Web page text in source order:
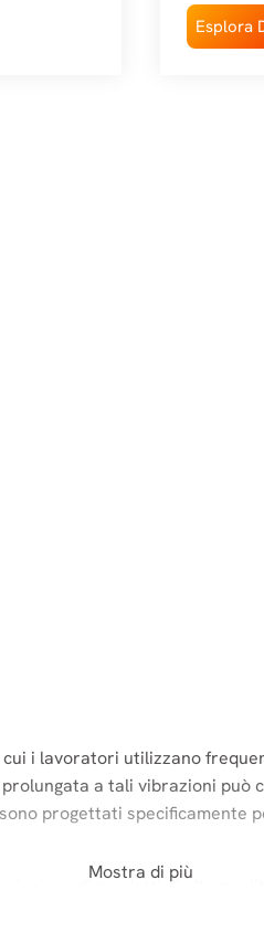
Esplora
i lavoratori utilizzano
a tali vibrazioni può
progettati specificamente
di prodotti di alta
Mostra di più